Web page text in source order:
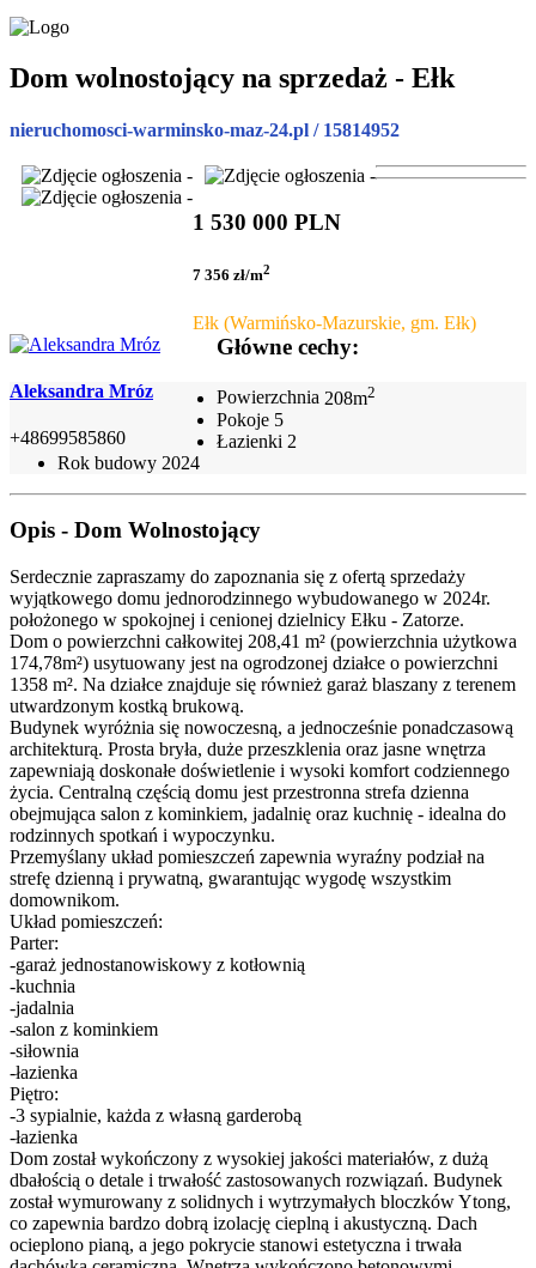
Dom wolnostojący na sprzedaż - Ełk
nieruchomosci-warminsko-maz-24.pl / 15814952
1 530 000 PLN
7 356 zł/m2
Ełk (Warmińsko-Mazurskie, gm. Ełk)
Aleksandra Mróz
+48699585860
Główne cechy:
Powierzchnia 208m2
Pokoje 5
Łazienki 2
Rok budowy 2024
Opis - Dom Wolnostojący
Serdecznie zapraszamy do zapoznania się z ofertą sprzedaży
wyjątkowego domu jednorodzinnego wybudowanego w 2024r.
położonego w spokojnej i cenionej dzielnicy Ełku - Zatorze.
Dom o powierzchni całkowitej 208,41 m² (powierzchnia użytkowa
174,78m²) usytuowany jest na ogrodzonej działce o powierzchni
1358 m². Na działce znajduje się również garaż blaszany z terenem
utwardzonym kostką brukową.
Budynek wyróżnia się nowoczesną, a jednocześnie ponadczasową
architekturą. Prosta bryła, duże przeszklenia oraz jasne wnętrza
zapewniają doskonałe doświetlenie i wysoki komfort codziennego
życia. Centralną częścią domu jest przestronna strefa dzienna
obejmująca salon z kominkiem, jadalnię oraz kuchnię - idealna do
rodzinnych spotkań i wypoczynku.
Przemyślany układ pomieszczeń zapewnia wyraźny podział na
strefę dzienną i prywatną, gwarantując wygodę wszystkim
domownikom.
Układ pomieszczeń:
Parter:
-garaż jednostanowiskowy z kotłownią
-kuchnia
-jadalnia
-salon z kominkiem
-siłownia
-łazienka
Piętro:
-3 sypialnie, każda z własną garderobą
-łazienka
Dom został wykończony z wysokiej jakości materiałów, z dużą
dbałością o detale i trwałość zastosowanych rozwiązań. Budynek
został wymurowany z solidnych i wytrzymałych bloczków Ytong,
co zapewnia bardzo dobrą izolację cieplną i akustyczną. Dach
ocieplono pianą, a jego pokrycie stanowi estetyczna i trwała